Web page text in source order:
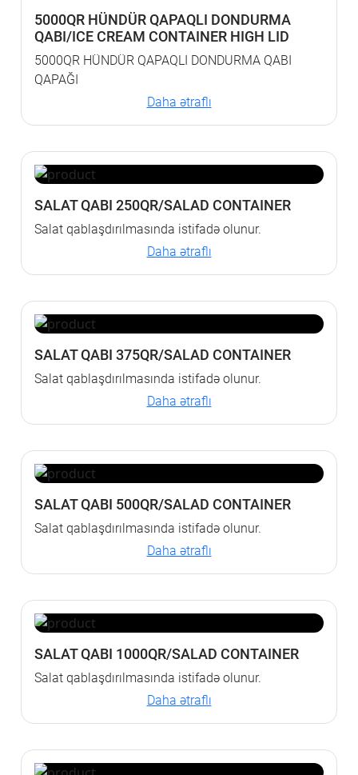
5000QR HÜNDÜR QAPAQLI DONDURMA
QABI/ICE CREAM CONTAINER HIGH LID
5000QR HÜNDÜR QAPAQLI DONDURMA QABI
QAPAĞI
Daha ətraflı
SALAT QABI 250QR/SALAD CONTAINER
Salat qablaşdırılmasında istifadə olunur.
Daha ətraflı
SALAT QABI 375QR/SALAD CONTAINER
Salat qablaşdırılmasında istifadə olunur.
Daha ətraflı
SALAT QABI 500QR/SALAD CONTAINER
Salat qablaşdırılmasında istifadə olunur.
Daha ətraflı
SALAT QABI 1000QR/SALAD CONTAINER
Salat qablaşdırılmasında istifadə olunur.
Daha ətraflı